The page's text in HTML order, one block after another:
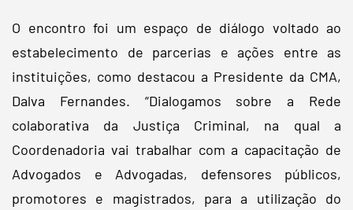
O encontro foi um espaço de diálogo voltado ao
estabelecimento de parcerias e ações entre as
instituições, como destacou a Presidente da CMA,
Dalva Fernandes. “Dialogamos sobre a Rede
colaborativa da Justiça Criminal, na qual a
Coordenadoria vai trabalhar com a capacitação de
Advogados e Advogadas, defensores públicos,
promotores e magistrados, para a utilização do